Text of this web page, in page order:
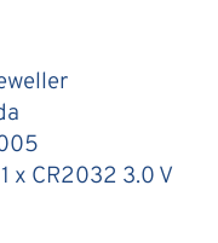
x CR2032 3.0 V